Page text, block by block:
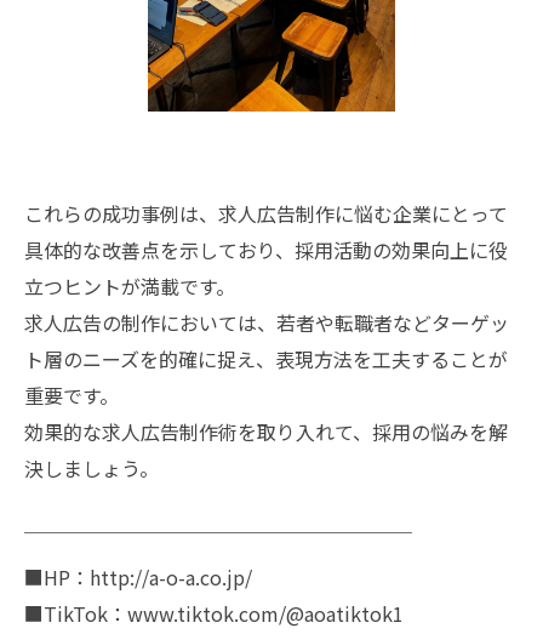
これらの成功事例は、求人広告制作に悩む企業にとって
具体的な改善点を示しており、採用活動の効果向上に役
立つヒントが満載です。
求人広告の制作においては、若者や転職者などターゲッ
ト層のニーズを的確に捉え、表現方法を工夫することが
重要です。
効果的な求人広告制作術を取り入れて、採用の悩みを解
決しましょう。
￣￣￣￣￣￣￣￣￣￣￣￣￣￣￣￣￣￣￣￣
■HP：http://a-o-a.co.jp/
■TikTok：www.tiktok.com/@aoatiktok1